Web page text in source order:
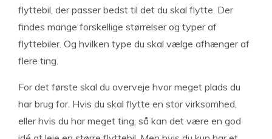
flyttebil, der passer bedst til det du skal flytte. Der
findes mange forskellige størrelser og typer af
flyttebiler. Og hvilken type du skal vælge afhænger af
flere ting.
For det første skal du overveje hvor meget plads du
har brug for. Hvis du skal flytte en stor virksomhed,
eller hvis du har meget ting, så kan det være en god